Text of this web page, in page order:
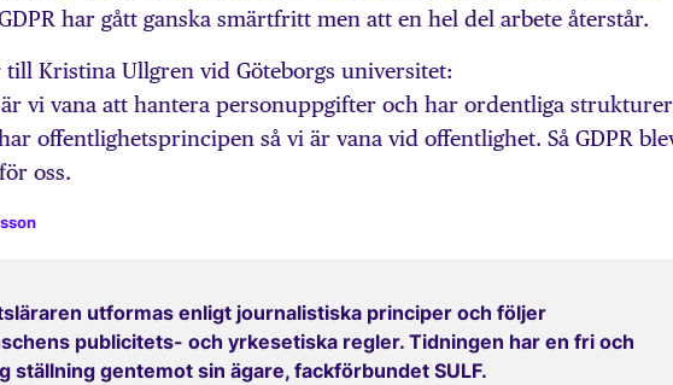
har gått ganska smärtfritt men att en hel del arbete återstår.
till Kristina Ullgren vid Göteborgs universitet:
är vi vana att hantera personuppgifter och har ordentliga strukturer
offentlighetsprincipen så vi är vana vid offentlighet. Så GDPR
oss.
utformas enligt journalistiska principer och följer
publicitets- och yrkesetiska regler. Tidningen har en fri och
ställning gentemot sin ägare, fackförbundet SULF.